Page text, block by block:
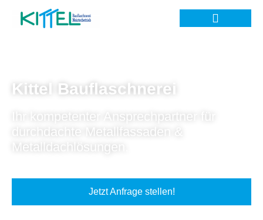
Kittel Bauflaschnerei
Ihr kompetenter Ansprechpartner für
durchdachte Metallfassaden &
Metalldachlösungen.
Jetzt Anfrage stellen!